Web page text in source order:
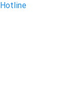
Hotline